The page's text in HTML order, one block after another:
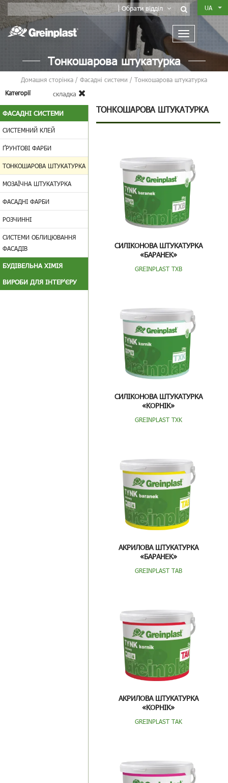
Обрати відділ UA
Тонкошарова штукатурка
Домашня сторінка / Фасадні системи / Тонкошарова штукатурка
Категорії
складка
ФАСАДНІ СИСТЕМИ
СИСТЕМНИЙ КЛЕЙ
ҐРУНТОВІ ФАРБИ
ТОНКОШАРОВА ШТУКАТУРКА
МОЗАЇЧНА ШТУКАТУРКА
ФАСАДНІ ФАРБИ
РОЗЧИННІ
СИСТЕМИ ОБЛИЦЮВАННЯ
ФАСАДІВ
БУДІВЕЛЬНА ХІМІЯ
ВИРОБИ ДЛЯ ІНТЕР'ЄРУ
ТОНКОШАРОВА ШТУКАТУРКА
СИЛІКОНОВА ШТУКАТУРКА
«БАРАНЕК»
GREINPLAST TXB
СИЛІКОНОВА ШТУКАТУРКА
«КОРНІК»
GREINPLAST TXK
АКРИЛОВА ШТУКАТУРКА
«БАРАНЕК»
GREINPLAST TAB
АКРИЛОВА ШТУКАТУРКА
«КОРНІК»
GREINPLAST TAK